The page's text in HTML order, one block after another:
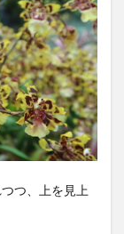
つ、上を見上